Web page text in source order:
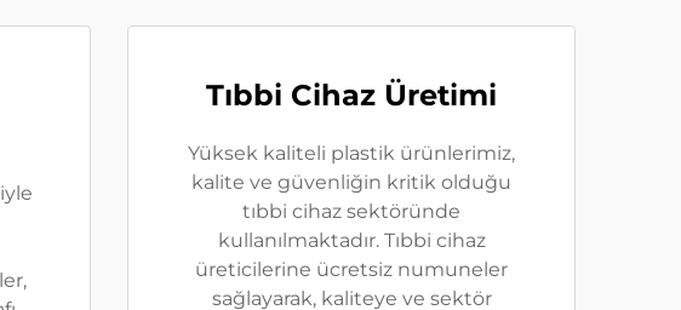
Tıbbi Cihaz Üretimi
Yüksek kaliteli plastik ürünlerimiz,
kalite ve güvenliğin kritik olduğu
tıbbi cihaz sektöründe
kullanılmaktadır. Tıbbi cihaz
üreticilerine ücretsiz numuneler
sağlayarak, kaliteye ve sektör